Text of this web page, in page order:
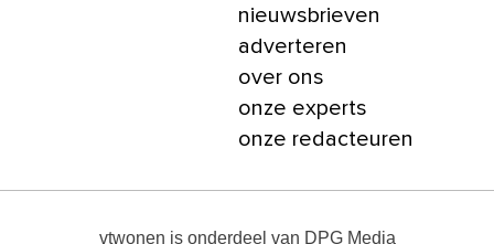
nieuwsbrieven
adverteren
over ons
onze experts
onze redacteuren
vtwonen is onderdeel van DPG Media